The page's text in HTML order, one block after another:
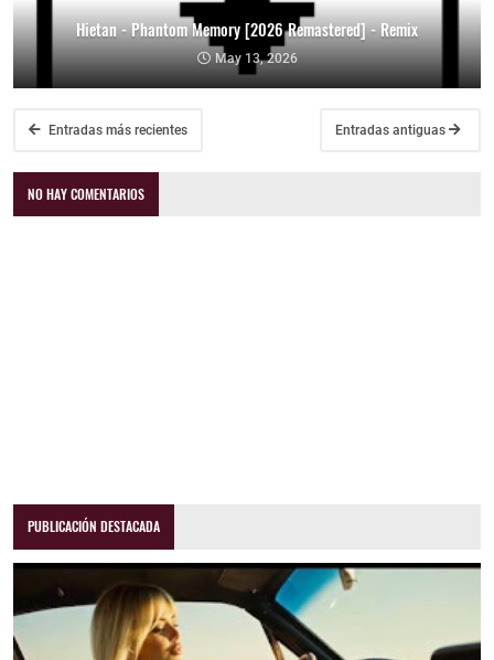
Hietan - Phantom Memory [2026 Remastered] - Remix
May 13, 2026
Entradas más recientes Entradas antiguas
NO HAY COMENTARIOS
PUBLICACIÓN DESTACADA